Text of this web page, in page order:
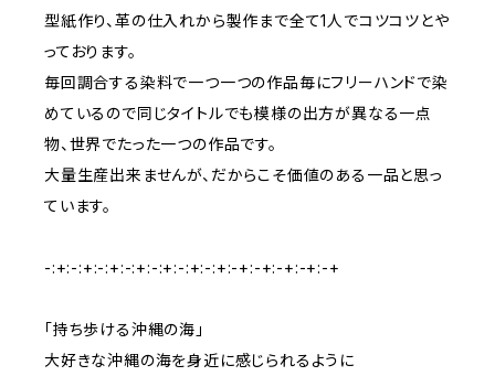
型紙作り、革の仕入れから製作まで全て1人でコツコツとや
っております。
毎回調合する染料で一つ一つの作品毎にフリーハンドで染
めているので同じタイトルでも模様の出方が異なる一点
物、世界でたった一つの作品です。
大量生産出来ませんが、だからこそ価値のある一品と思っ
ています。
-:+:-:+:-:+:-:+:-:+:-:+:-:+:-+:-+:-+:-+:-+
「持ち歩ける沖縄の海」
大好きな沖縄の海を身近に感じられるように